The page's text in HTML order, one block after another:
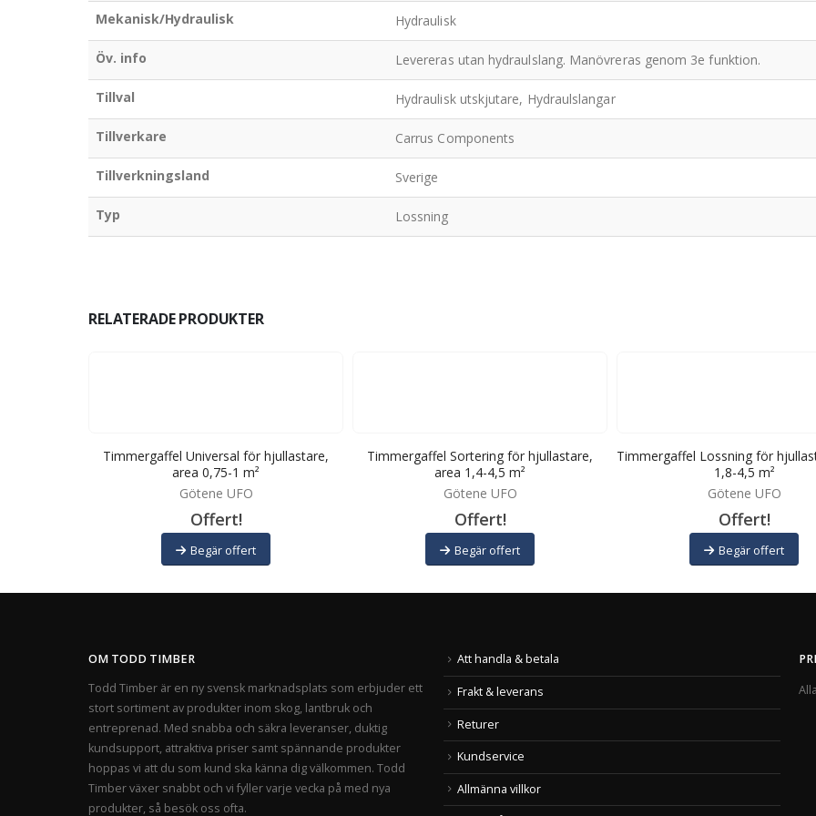
Mekanisk/Hydraulisk Hydraulisk
Öv. info Levereras utan hydraulslang. Manövreras genom 3e funktion.
Tillval Hydraulisk utskjutare, Hydraulslangar
Tillverkare Carrus Components
Tillverkningsland Sverige
Typ Lossning
RELATERADE PRODUKTER
Timmergaffel Universal för hjullastare,
area 0,75-1 m²
Götene UFO
Offert!
Begär offert
Timmergaffel Sortering för hjullastare,
area 1,4-4,5 m²
Götene UFO
Offert!
Begär offert
Timmergaffel Lossning för
1,8-4,5 m²
Götene UFO
Offert!
Begär offert
OM TODD TIMBER
Todd Timber är en ny svensk marknadsplats som erbjuder ett
stort sortiment av produkter inom skog, lantbruk och
entreprenad. Med snabba och säkra leveranser, duktig
kundsupport, attraktiva priser samt spännande produkter
hoppas vi att du som kund ska känna dig välkommen. Todd
Timber växer snabbt och vi fyller varje vecka på med nya
produkter, så besök oss ofta.
Att handla & betala
Frakt & leverans
Returer
Kundservice
Allmänna villkor